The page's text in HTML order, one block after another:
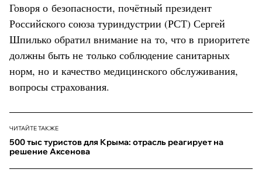
Говоря о безопасности, почётный президент
Российского союза туриндустрии (РСТ) Сергей
Шпилько обратил внимание на то, что в приоритете
должны быть не только соблюдение санитарных
норм, но и качество медицинского обслуживания,
вопросы страхования.
ЧИТАЙТЕ ТАКЖЕ
500 тыс туристов для Крыма: отрасль реагирует на
решение Аксенова